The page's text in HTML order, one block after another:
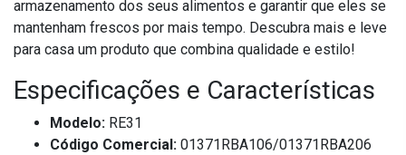
armazenamento dos seus alimentos e garantir que eles se
mantenham frescos por mais tempo. Descubra mais e leve
para casa um produto que combina qualidade e estilo!
Especificações e Características
Modelo: RE31
Código Comercial: 01371RBA106/01371RBA206